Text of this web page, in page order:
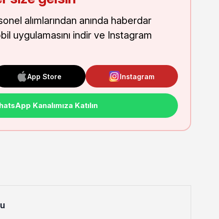
alımlarından anında haberdar
uygulamasını indir ve Instagram
App Store Instagram
Kanalımıza Katılın